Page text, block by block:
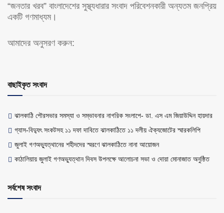
“জনতার খরব” বাংলাদেশের সুস্থ্যধারার সংবাদ পরিবেশনকারী অন্যতম জনপ্রিয়
একটি গণমাধ্যম।
আমাদের অনুসরণ করুন:
বাছাইকৃত সংবাদ
ঝালকাঠি পৌরসভার সমস্যা ও সম্ভাবনার নাগরিক সংলাপে- ডা. এস এম জিয়াউদ্দিন হায়দার
গ্যাস-বিদ্যুৎ সংকটসহ ১১ দফা দাবিতে ঝালকাঠিতে ১১ দলীয় ঐক্যজোটের স্মারকলিপি
জুলাই গণঅভ্যুত্থানের শহীদদের স্মরণে ঝালকাঠিতে নানা আয়োজন
কাঠালিয়ায় জুলাই গণঅভ্যুত্থান দিবস উপলক্ষে আলোচনা সভা ও দোয়া মোনাজাত অনুষ্ঠিত
সর্বশেষ সংবাদ